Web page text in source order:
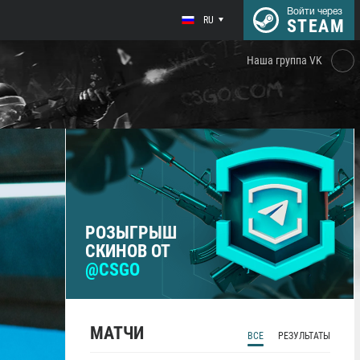
RU
Войти через
STEAM
Наша группа VK
РОЗЫГРЫШ
СКИНОВ ОТ
@CSGO
МАТЧИ ВСЕ РЕЗУЛЬТАТЫ